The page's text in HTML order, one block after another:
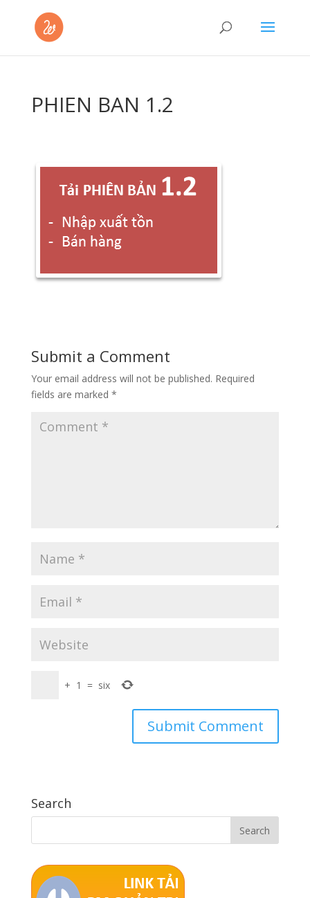
PHIEN BAN 1.2
Submit a Comment
Your email address will not be published. Required
fields are marked *
+ 1 = six
Search